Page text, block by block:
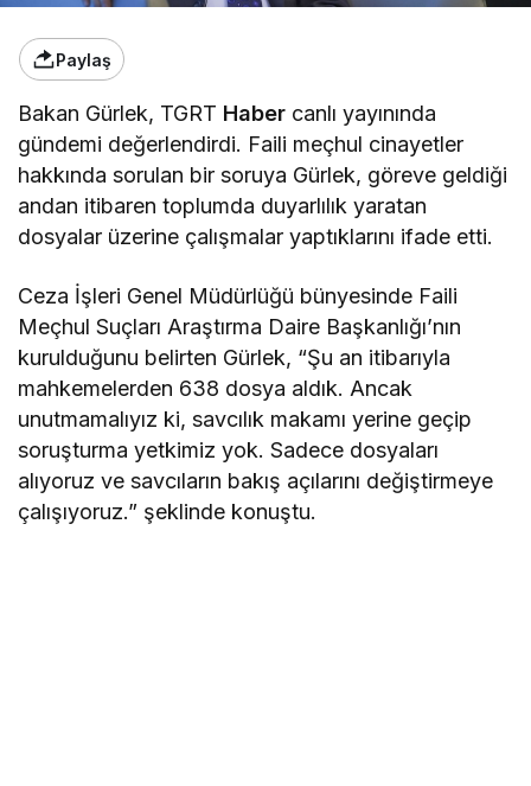
Paylaş
Bakan Gürlek, TGRT Haber canlı yayınında
gündemi değerlendirdi. Faili meçhul cinayetler
hakkında sorulan bir soruya Gürlek, göreve geldiği
andan itibaren toplumda duyarlılık yaratan
dosyalar üzerine çalışmalar yaptıklarını ifade etti.
Ceza İşleri Genel Müdürlüğü bünyesinde Faili
Meçhul Suçları Araştırma Daire Başkanlığı’nın
kurulduğunu belirten Gürlek, “Şu an itibarıyla
mahkemelerden 638 dosya aldık. Ancak
unutmamalıyız ki, savcılık makamı yerine geçip
soruşturma yetkimiz yok. Sadece dosyaları
alıyoruz ve savcıların bakış açılarını değiştirmeye
çalışıyoruz.” şeklinde konuştu.